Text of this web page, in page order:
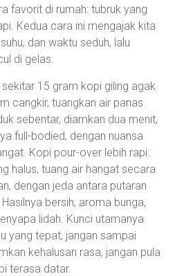
favorit di rumah: tubruk yang
Kedua cara ini mengajak kita
dan waktu seduh, lalu
di gelas.
15 gram kopi giling agak
cangkir, tuangkan air panas
sebentar, diamkan dua menit,
full-bodied, dengan nuansa
Kopi pour-over lebih rapi:
halus, tuang air hangat secara
dengan jeda antara putaran
bersih, aroma bunga,
lidah. Kunci utamanya
yang tepat, jangan sampai
kehalusan rasa, jangan pula
terasa datar.